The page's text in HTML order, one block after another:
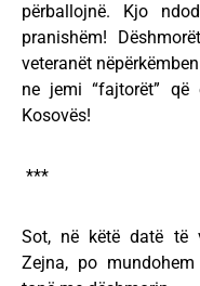
përballojnë. Kjo
pranishëm!
veteranët
ne jemi “fajtorët”
Kosovës!
***
Sot, në këtë datë të
Zejna, po